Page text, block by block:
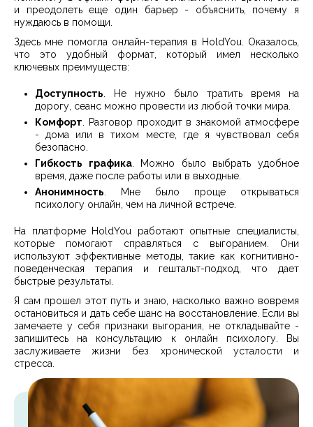
и преодолеть еще один барьер - объяснить, почему я
нуждаюсь в помощи.
Здесь мне помогла онлайн-терапия в HoldYou. Оказалось,
что это удобный формат, который имел несколько
ключевых преимуществ:
Доступность . Не нужно было тратить время на
дорогу, сеанс можно провести из любой точки мира.
Комфорт . Разговор проходит в знакомой атмосфере
- дома или в тихом месте, где я чувствовал себя
безопасно.
Гибкость графика. Можно было выбрать удобное
время, даже после работы или в выходные.
Анонимность . Мне было проще открываться
психологу онлайн, чем на личной встрече.
На платформе HoldYou работают опытные специалисты,
которые помогают справляться с выгоранием. Они
используют эффективные методы, такие как когнитивно-
поведенческая терапия и гештальт-подход, что дает
быстрые результаты.
Я сам прошел этот путь и знаю, насколько важно вовремя
остановиться и дать себе шанс на восстановление. Если вы
замечаете у себя признаки выгорания, не откладывайте -
запишитесь на консультацию к онлайн психологу. Вы
заслуживаете жизни без хронической усталости и
стресса.